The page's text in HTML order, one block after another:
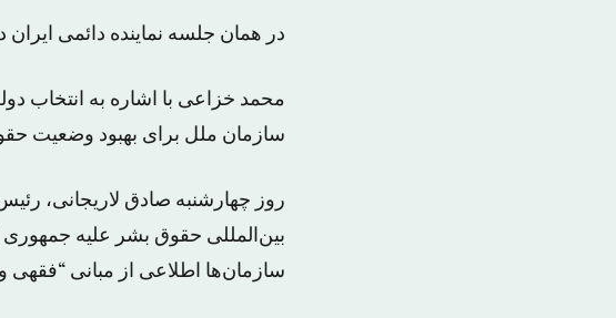
در همان جلسه نماینده دائمی
محمد خزاعی با اشاره به انتخاب
سازمان ملل برای بهبود وضعیت
روز چهارشنبه صادق لاریجانی،
بین‌المللی حقوق بشر علیه جمهوری
سازمان‌ها اطلاعی از مبانی “فقهی